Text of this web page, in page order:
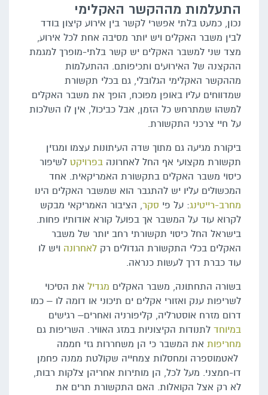
התעלמות מההקשר האקלימי
נכון, כמעט בלתי אפשרי לקשר בין אירוע קיצון בודד
לבין משבר האקלים ויש יותר מסיבה אחת לכל אירוע,
מצד שני למשבר האקלים יש קשר בלתי-מופרך למגמת
ההקצנה של האירועים ותכיפותם. ההתעלמות
מההקשר האקלימי הגלובלי, גם בכלי תקשורת
שמדווחים עליו באופן מפוכח, הופך את משבר האקלים
למשהו שמתרחש כל הזמן, אבל כביכול, אין לו השלכות
על חיי צרכני התקשורת.
ביקורת מגיעה גם מתוך שדה העיתונות עצמו ומגזין
תקשורת מקצועי אף החל לאחרונה בפרויקט לשיפור
כיסוי משבר האקלים בתקשורת האמריקאית. אחד
המכשולים עליו יש להתגבר הוא שמשבר האקלים הינו
מחרב-רייטינג: על פי סקר, הציבור האמריקאי מבקש
לקרוא עוד על המשבר אך בפועל קורא אודותיו פחות.
בישראל החל כיסוי תקשורתי רחב יותר של משבר
האקלים בכלי התקשורת הגדולים רק לאחרונה ויש לו
עוד כברת דרך לעשות כנראה.
בשורה התחתונה, משבר האקלים מגדיל את הסיכוי
לשריפות ענק ואזורי אקלים ים תיכוני או דומה לו – כמו
דרום מזרח אוסטרליה, קליפורניה ואחרים– רגישים
במיוחד לתנודות הקיצוניות במזג האוויר. השריפות גם
מחריפות את המשבר כי הן משחררות גזי חממה
לאטמוספרה ומחסלות צמחייה שקולטת ממנה פחמן
דו-חמצני. מעל לכל, הן מותירות אחריהן צלקות רבות,
לא רק אצל הקואלות. האם התקשורת תרים את